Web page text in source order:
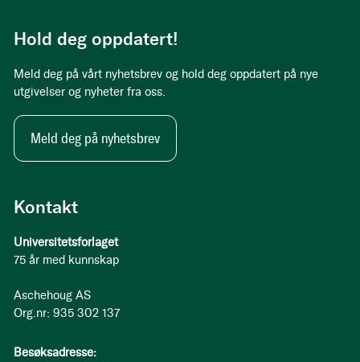
Kontakt
Universitetsforlaget
75 år med kunnskap
Aschehoug AS
Org.nr: 935 302 137
Besøksadresse:
Hold deg oppdatert!
Meld deg på vårt nyhetsbrev og hold deg oppdatert på nye
utgivelser og nyheter fra oss.
Meld deg på nyhetsbrev